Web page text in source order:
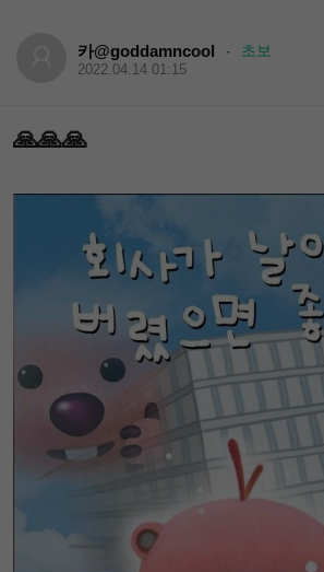
카@goddamncool · 초보
2022.04.14 01:15
🙏🙏🙏